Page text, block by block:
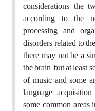
considerations, the
according to the
processing and
disorders related to
there may not be a
the brain, but at least
of music and some
language
some common